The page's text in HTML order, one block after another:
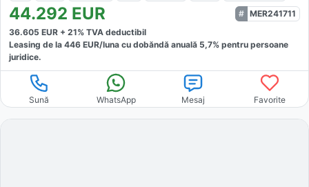
44.292 EUR
MER241711
36.605 EUR + 21% TVA deductibil
Leasing de la 446 EUR/luna cu dobăndă anuală 5,7% pentru persoane
juridice.
Sună WhatsApp Mesaj Favorite